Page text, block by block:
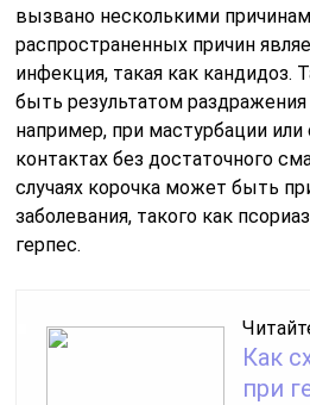
вызвано несколькими
распространенных причин
инфекция, такая как кандидоз.
быть результатом
например, при мастурбации или
контактах без достаточного
случаях корочка может быть
заболевания, такого как
герпес.
Как
при